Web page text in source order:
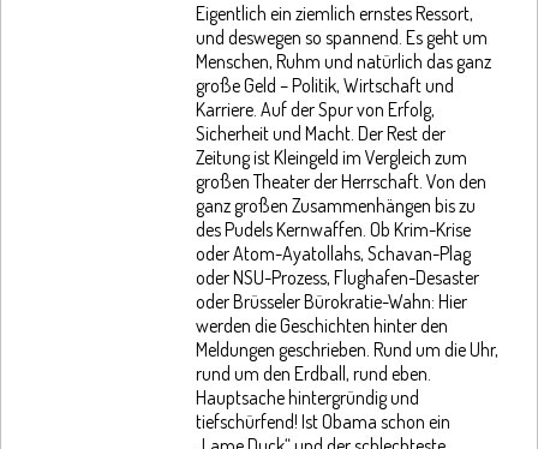
Eigentlich ein ziemlich ernstes Ressort,
und deswegen so spannend. Es geht um
Menschen, Ruhm und natürlich das ganz
große Geld – Politik, Wirtschaft und
Karriere. Auf der Spur von Erfolg,
Sicherheit und Macht. Der Rest der
Zeitung ist Kleingeld im Vergleich zum
großen Theater der Herrschaft. Von den
ganz großen Zusammenhängen bis zu
des Pudels Kernwaffen. Ob Krim-Krise
oder Atom-Ayatollahs, Schavan-Plag
oder NSU-Prozess, Flughafen-Desaster
oder Brüsseler Bürokratie-Wahn: Hier
werden die Geschichten hinter den
Meldungen geschrieben. Rund um die Uhr,
rund um den Erdball, rund eben.
Hauptsache hintergründig und
tiefschürfend! Ist Obama schon ein